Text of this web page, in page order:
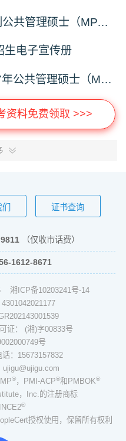
同济大学2027非全日制公共管理硕士（MPA）奖学金方案
生电子宣传册
中国科学技术大学2027年公共管理硕士（MPA）专业学位研究生招生通知
资料免费领取 >>>
们 证书查询
（仅收市话费）
1612-8671
湘ICP备10203241号-14
证： (湘)字00833号
号
：15673157832
®，PMI-ACP®和PMBOK®
，Inc.的注册商标
®
授权使用，保留所有权利